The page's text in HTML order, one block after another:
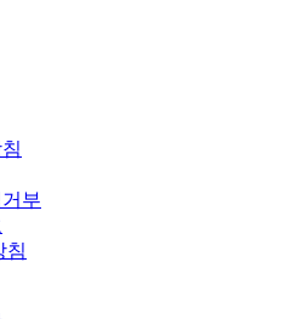
부
침